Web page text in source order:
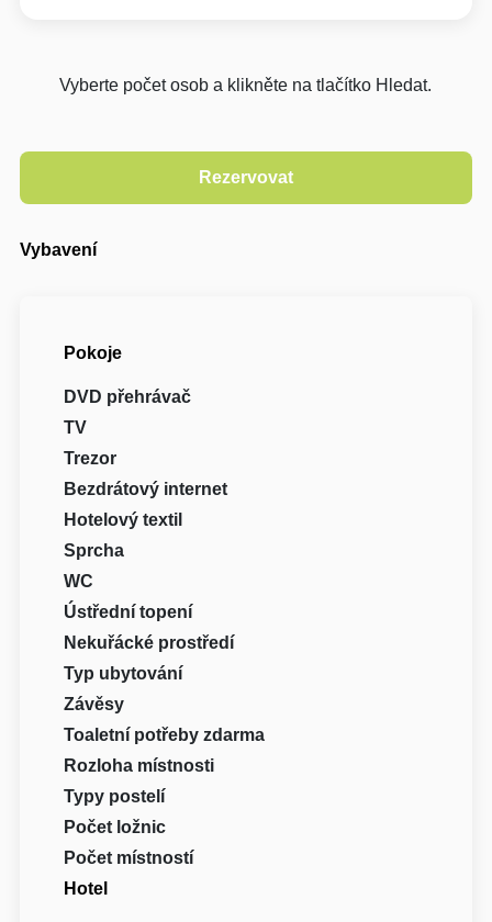
Vyberte počet osob a klikněte na tlačítko Hledat.
Vybavení
Pokoje
DVD přehrávač
TV
Trezor
Bezdrátový internet
Hotelový textil
Sprcha
WC
Ústřední topení
Nekuřácké prostředí
Typ ubytování
Závěsy
Toaletní potřeby zdarma
Rozloha místnosti
Typy postelí
Počet ložnic
Počet místností
Hotel